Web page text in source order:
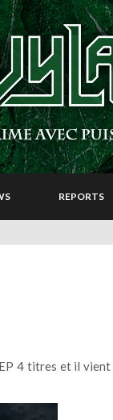
REPORTS
4 titres et il